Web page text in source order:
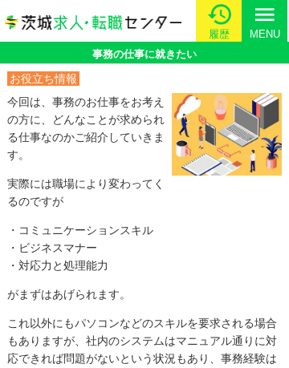
履歴
menu
MENU
事務の仕事に就きたい
お役立ち情報
今回は、事務のお仕事をお考え
の方に、どんなことが求められ
る仕事なのかご紹介していきま
す。
実際には職場により変わってく
るのですが
・コミュニケーションスキル
・ビジネスマナー
・対応力と処理能力
がまずはあげられます。
これ以外にもパソコンなどのスキルを要求される場合
もありますが、社内のシステムはマニュアル通りに対
応できれば問題がないという状況もあり、事務経験は